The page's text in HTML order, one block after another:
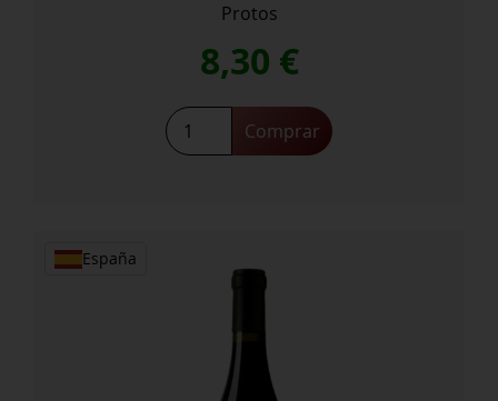
Protos
8,30 €
Protos
Verdejo
Comprar
España